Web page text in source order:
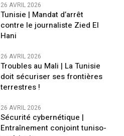
26 AVRIL 2026
Tunisie | Mandat d’arrêt
contre le journaliste Zied El
Hani
26 AVRIL 2026
Troubles au Mali | La Tunisie
doit sécuriser ses frontières
terrestres !
26 AVRIL 2026
Sécurité cybernétique |
Entraînement conjoint tuniso-